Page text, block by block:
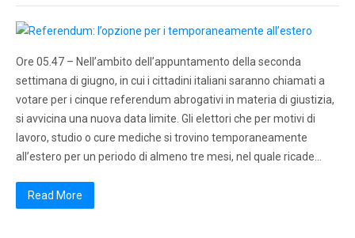
Ore 05.47 – Nell’ambito dell’appuntamento della seconda
settimana di giugno, in cui i cittadini italiani saranno chiamati a
votare per i cinque referendum abrogativi in materia di giustizia,
si avvicina una nuova data limite. Gli elettori che per motivi di
lavoro, studio o cure mediche si trovino temporaneamente
all’estero per un periodo di almeno tre mesi, nel quale ricade…
Read More